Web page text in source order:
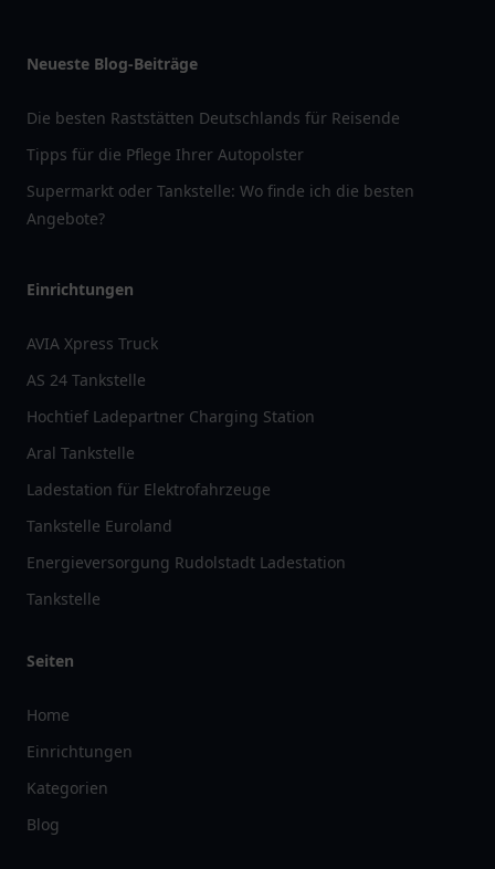
Neueste Blog-Beiträge
Die besten Raststätten Deutschlands für Reisende
Tipps für die Pflege Ihrer Autopolster
Supermarkt oder Tankstelle: Wo finde ich die besten
Angebote?
Einrichtungen
AVIA Xpress Truck
AS 24 Tankstelle
Hochtief Ladepartner Charging Station
Aral Tankstelle
Ladestation für Elektrofahrzeuge
Tankstelle Euroland
Energieversorgung Rudolstadt Ladestation
Tankstelle
Seiten
Home
Einrichtungen
Kategorien
Blog